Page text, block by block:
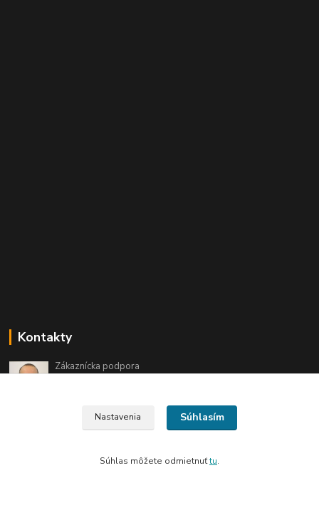
Kontakty
Zákaznícka podpora
shop@cyklomania.skNastavenia Súhlasím
Súhlas môžete odmietnuťtu.